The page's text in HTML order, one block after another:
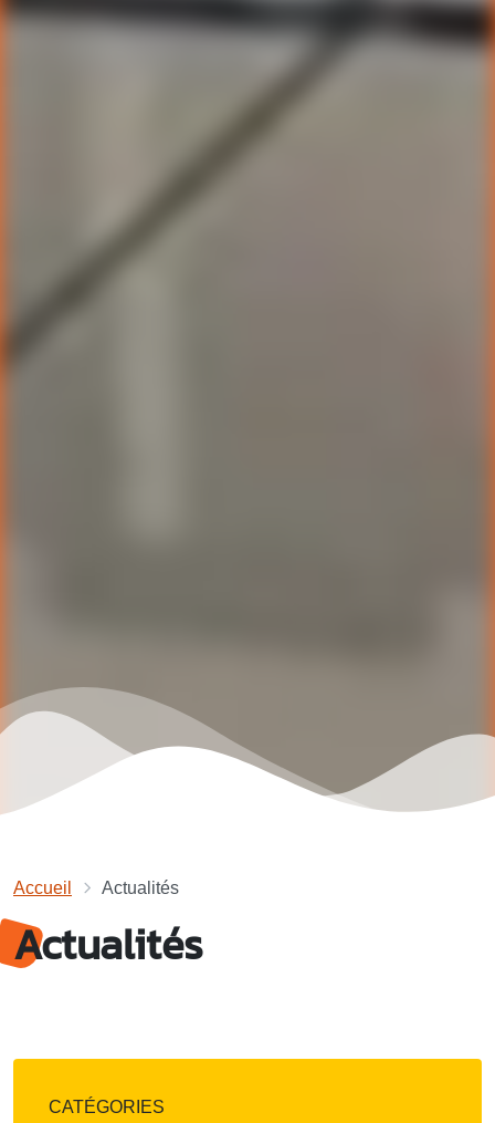
Accueil Actualités
Actualités
CATÉGORIES